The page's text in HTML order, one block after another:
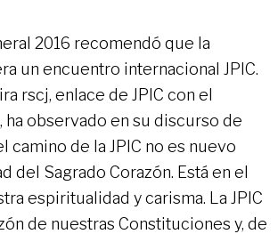
2016 recomendó que la
un encuentro internacional JPIC.
rscj, enlace de JPIC con el
ha observado en su discurso de
camino de la JPIC no es nuevo
del Sagrado Corazón. Está en el
espiritualidad y carisma. La JPIC
de nuestras Constituciones y, de